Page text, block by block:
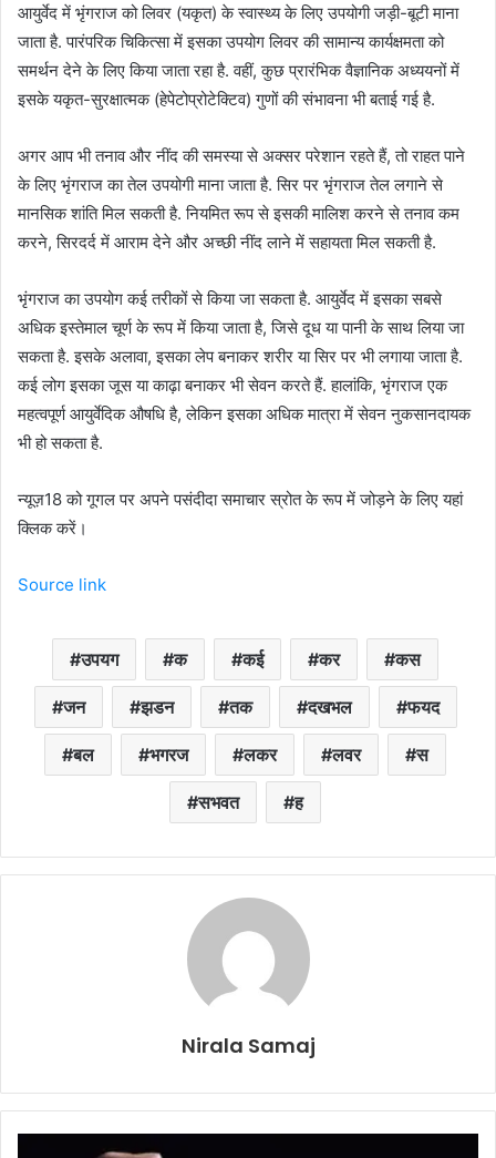
आयुर्वेद में भृंगराज को लिवर (यकृत) के स्वास्थ्य के लिए उपयोगी जड़ी-बूटी माना
जाता है. पारंपरिक चिकित्सा में इसका उपयोग लिवर की सामान्य कार्यक्षमता को
समर्थन देने के लिए किया जाता रहा है. वहीं, कुछ प्रारंभिक वैज्ञानिक अध्ययनों में
इसके यकृत-सुरक्षात्मक (हेपेटोप्रोटेक्टिव) गुणों की संभावना भी बताई गई है.
अगर आप भी तनाव और नींद की समस्या से अक्सर परेशान रहते हैं, तो राहत पाने
के लिए भृंगराज का तेल उपयोगी माना जाता है. सिर पर भृंगराज तेल लगाने से
मानसिक शांति मिल सकती है. नियमित रूप से इसकी मालिश करने से तनाव कम
करने, सिरदर्द में आराम देने और अच्छी नींद लाने में सहायता मिल सकती है.
भृंगराज का उपयोग कई तरीकों से किया जा सकता है. आयुर्वेद में इसका सबसे
अधिक इस्तेमाल चूर्ण के रूप में किया जाता है, जिसे दूध या पानी के साथ लिया जा
सकता है. इसके अलावा, इसका लेप बनाकर शरीर या सिर पर भी लगाया जाता है.
कई लोग इसका जूस या काढ़ा बनाकर भी सेवन करते हैं. हालांकि, भृंगराज एक
महत्वपूर्ण आयुर्वेदिक औषधि है, लेकिन इसका अधिक मात्रा में सेवन नुकसानदायक
भी हो सकता है.
न्यूज़18 को गूगल पर अपने पसंदीदा समाचार स्रोत के रूप में जोड़ने के लिए यहां
क्लिक करें।
Source link
उपयग क कई कर कस
जन झडन तक दखभल फयद
बल भगरज लकर लवर स
सभवत ह
Nirala Samaj